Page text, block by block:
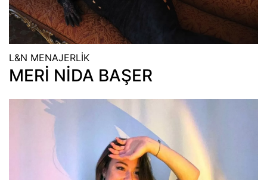
L&N MENAJERLİK
MERİ NİDA BAŞER